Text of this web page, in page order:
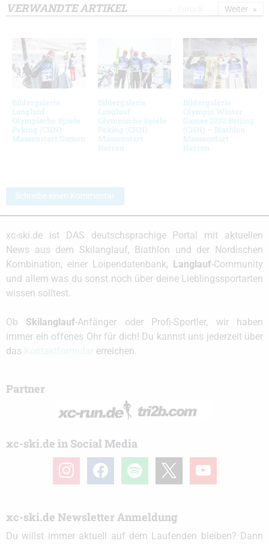
VERWANDTE ARTIKEL
Bildergalerie
Langlauf
Olympische Spiele
Peking (CHN)
Massenstart Damen
Bildergalerie
Langlauf
Olympische Spiele
Peking (CHN)
Massenstart
Herren
Bildergalerie
Olympic Winter
Games 2022 Beijing
(CHN) – Biathlon
Massenstart
Herren
Weiter
Schreibe einen Kommentar
xc-ski.de ist DAS deutschsprachige Portal mit aktuellen
News aus dem Skilanglauf, Biathlon und der Nordischen
Kombination, einer Loipendatenbank,
Langlauf-Community
und allem was du sonst noch über deine Lieblingssportarten
wissen solltest.
Ob Skilanglauf-Anfänger oder Profi-Sportler, wir haben
immer ein offenes Ohr für dich! Du kannst uns jederzeit über
das
erreichen.
Partner
xc-ski.de in Social Media
instagramfacebook spotify youtube
xc-ski.de Newsletter Anmeldung
Du willst immer aktuell auf dem Laufenden bleiben? Dann